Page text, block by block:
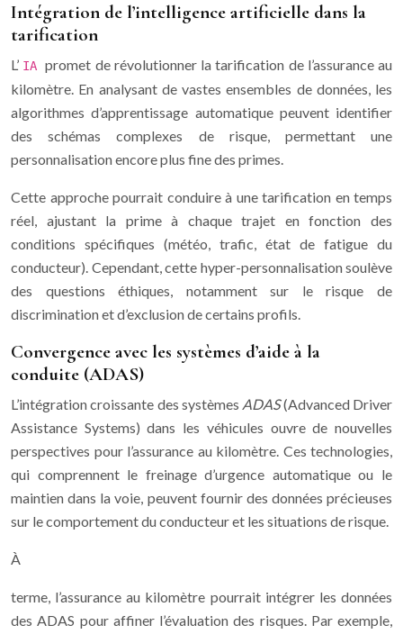
Intégration de l’intelligence artificielle dans la
tarification
L’ IApromet de révolutionner la tarification de l’assurance au
kilomètre. En analysant de vastes ensembles de données, les
algorithmes d’apprentissage automatique peuvent identifier
des schémas complexes de risque, permettant une
personnalisation encore plus fine des primes.
Cette approche pourrait conduire à une tarification en temps
réel, ajustant la prime à chaque trajet en fonction des
conditions spécifiques (météo, trafic, état de fatigue du
conducteur). Cependant, cette hyper-personnalisation soulève
des questions éthiques, notamment sur le risque de
discrimination et d’exclusion de certains profils.
Convergence avec les systèmes d’aide à la
conduite (ADAS)
L’intégration croissante des systèmes ADAS(Advanced Driver
Assistance Systems) dans les véhicules ouvre de nouvelles
perspectives pour l’assurance au kilomètre. Ces technologies,
qui comprennent le freinage d’urgence automatique ou le
maintien dans la voie, peuvent fournir des données précieuses
sur le comportement du conducteur et les situations de risque.
À
terme, l’assurance au kilomètre pourrait intégrer les données
des ADAS pour affiner l’évaluation des risques. Par exemple,